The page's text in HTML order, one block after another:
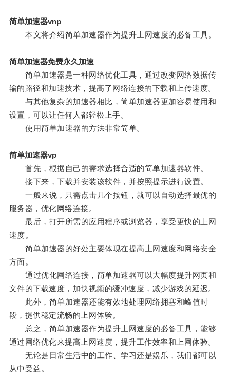
简单加速器vnp
本文将介绍简单加速器作为提升上网速度的必备工具。
简单加速器免费永久加速
简单加速器是一种网络优化工具，通过改变网络数据传
输的路径和加速技术，提高了网络连接的下载和上传速度。
与其他复杂的加速器相比，简单加速器更加容易使用和
设置，可以让任何人都轻松上手。
使用简单加速器的方法非常简单。
简单加速器vp
首先，根据自己的需求选择合适的简单加速器软件。
接下来，下载并安装该软件，并按照提示进行设置。
一般来说，只需点击几个按钮，就可以自动选择最优的
服务器，优化网络连接。
最后，打开所需的应用程序或浏览器，享受更快的上网
速度。
简单加速器的好处主要体现在提高上网速度和网络安全
方面。
通过优化网络连接，简单加速器可以大幅度提升网页和
文件的下载速度，加快视频的缓冲速度，减少游戏的延迟。
此外，简单加速器还能有效地处理网络拥塞和峰值时
段，提供稳定流畅的上网体验。
总之，简单加速器作为提升上网速度的必备工具，能够
通过网络优化来提高上网速度，提升工作效率和上网体验。
无论是日常生活中的工作、学习还是娱乐，我们都可以
从中受益。